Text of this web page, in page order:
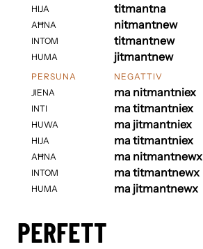
HIJA
AĦNA
INTOM
HUMA
titmantna
nitmantnew
titmantnew
jitmantnew
PERSUNA
JIENA
INTI
HUWA
HIJA
AĦNA
INTOM
HUMA
NEGATTIV
ma nitmantniex
ma titmantniex
ma jitmantniex
ma titmantniex
ma nitmantnewx
ma titmantnewx
ma jitmantnewx
PERFETT